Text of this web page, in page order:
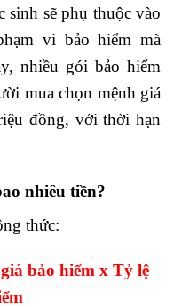
sinh sẽ phụ thuộc vào
vi bảo hiểm mà
nhiều gói bảo hiểm
mua chọn mệnh giá
đồng, với thời hạn
nhiêu tiền?
thức:
bảo hiểm x Tỷ lệ